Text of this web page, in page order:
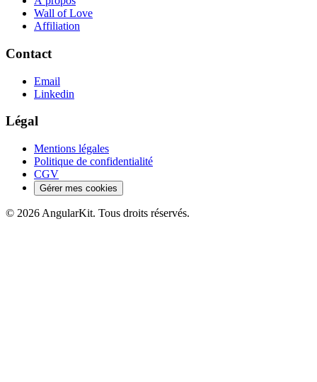
Wall of Love
Affiliation
Contact
Email
Linkedin
Légal
Mentions légales
Politique de confidentialité
CGV
Gérer mes cookies
© 2026 AngularKit. Tous droits réservés.